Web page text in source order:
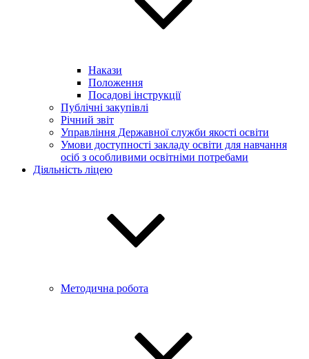
Накази
Положення
Посадові інструкції
Публічні закупівлі
Річний звіт
Управління Державної служби якості освіти
Умови доступності закладу освіти для навчання
осіб з особливими освітніми потребами
Діяльність ліцею
Методична робота